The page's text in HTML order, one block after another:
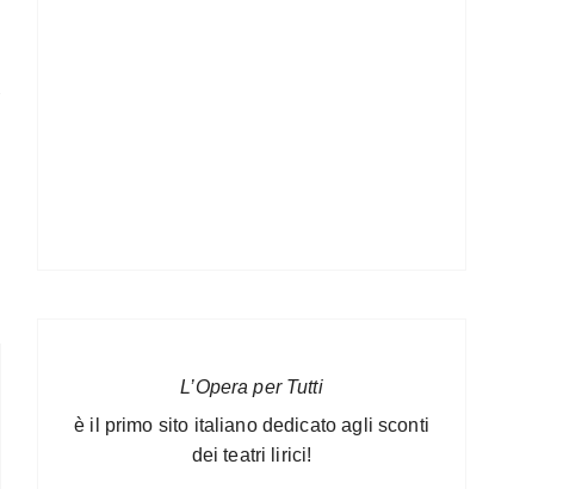
L’Opera per Tutti
è il primo sito italiano dedicato agli sconti
dei teatri lirici!